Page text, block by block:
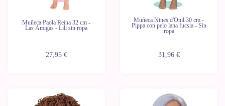
Muñeca Paola Reina 32 cm -
Las Amigas - Lili sin ropa
27,95 €
Muñeca Nines d'Onil 30 cm -
Pippa con pelo lana fucsia - Sin
ropa
31,96 €